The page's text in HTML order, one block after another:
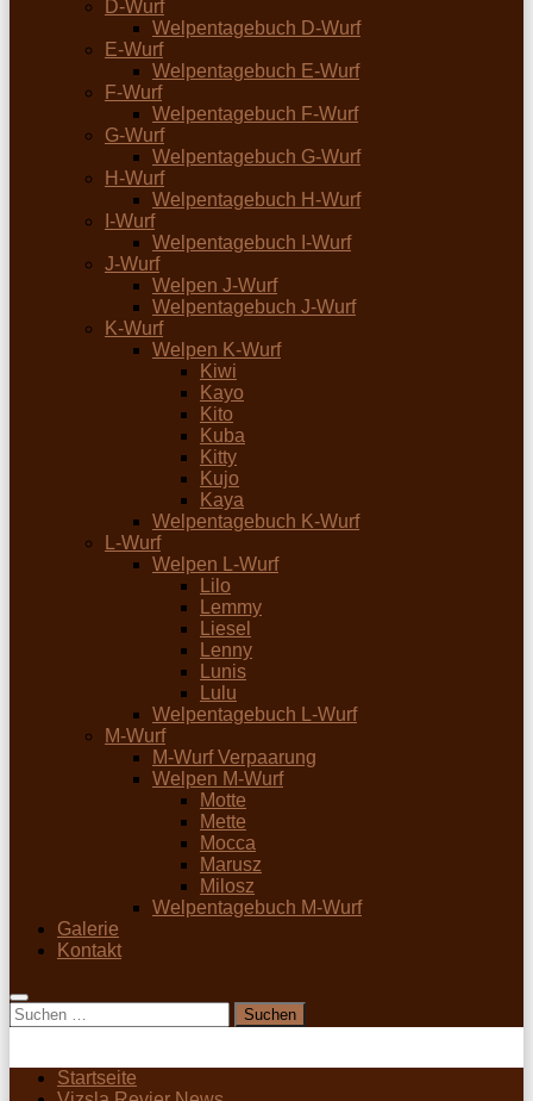
D-Wurf
Welpentagebuch D-Wurf
E-Wurf
Welpentagebuch E-Wurf
F-Wurf
Welpentagebuch F-Wurf
G-Wurf
Welpentagebuch G-Wurf
H-Wurf
Welpentagebuch H-Wurf
I-Wurf
Welpentagebuch I-Wurf
J-Wurf
Welpen J-Wurf
Welpentagebuch J-Wurf
K-Wurf
Welpen K-Wurf
Kiwi
Kayo
Kito
Kuba
Kitty
Kujo
Kaya
Welpentagebuch K-Wurf
L-Wurf
Welpen L-Wurf
Lilo
Lemmy
Liesel
Lenny
Lunis
Lulu
Welpentagebuch L-Wurf
M-Wurf
M-Wurf Verpaarung
Welpen M-Wurf
Motte
Mette
Mocca
Marusz
Milosz
Welpentagebuch M-Wurf
Galerie
Kontakt
Suchen
nach:
Startseite